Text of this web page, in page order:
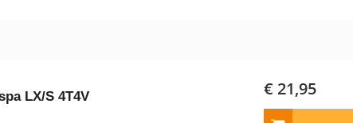
LX/S 4T4V € 21,95